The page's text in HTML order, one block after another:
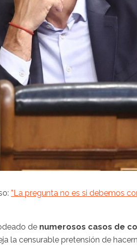
”La pregunta no es si debemos
de numerosos casos de
la censurable pretensión de